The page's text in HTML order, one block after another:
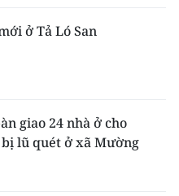
ở Tả Ló San
giao 24 nhà ở cho
lũ quét ở xã Mường